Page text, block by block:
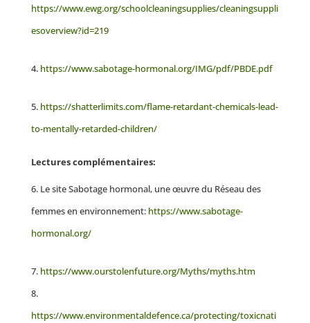
https://www.ewg.org/schoolcleaningsupplies/cleaningsuppli
esoverview?id=219
https://www.sabotage-hormonal.org/IMG/pdf/PBDE.pdf
https://shatterlimits.com/flame-retardant-chemicals-lead-
to-mentally-retarded-children/
Lectures complémentaires:
Le site Sabotage hormonal, une œuvre du Réseau des
femmes en environnement: https://www.sabotage-
hormonal.org/
https://www.ourstolenfuture.org/Myths/myths.htm
https://www.environmentaldefence.ca/protecting/toxicnati